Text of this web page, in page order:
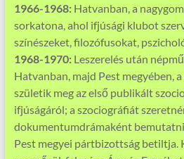
1966-1968: Hatvanban, a
sorkatona, ahol ifjúsági klubot
színészeket, filozófusokat,
1968-1970: Leszerelés után
Hatvanban, majd Pest megyében,
születik meg az első publikált
ifjúságáról; a szociográfiát
dokumentumdrámaként bemutatni
Pest megyei pártbizottság betiltja.